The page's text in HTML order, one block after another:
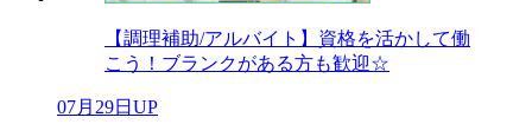
【調理補助/アルバイト】資格を活かして働
こう！ブランクがある方も歓迎☆
07月29日UP